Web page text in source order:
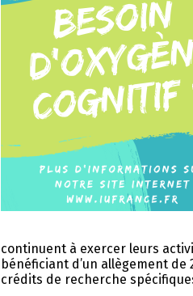
continuent à exercer leurs
bénéficiant d’un allègement
crédits de recherche